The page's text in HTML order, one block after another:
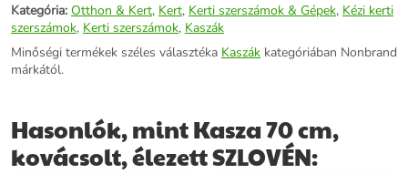
Kategória: Otthon & Kert, Kert, Kerti szerszámok & Gépek, Kézi kerti
szerszámok, Kerti szerszámok, Kaszák
Minőségi termékek széles választéka Kaszák kategóriában Nonbrand
márkától.
Hasonlók, mint Kasza 70 cm,
kovácsolt, élezett SZLOVÉN: